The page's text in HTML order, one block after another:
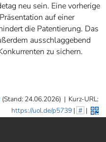
neu sein. Eine vorherige
auf einer
die Patentierung. Das
ausschlaggebend
zu sichern.
(Stand: 24.06.2026) | Kurz-URL:
https://uol.de/p5739| # |